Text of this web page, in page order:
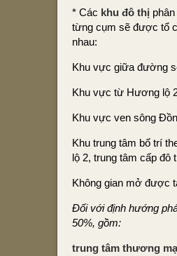
* Các khu đô thị
từng cụm sẽ được tổ
nhau:
Khu vực giữa đường
Khu vực từ Hương lộ
Khu vực ven sông
Khu trung tâm bố trí
lộ 2, trung tâm cấp đô
Không gian mở được
Đối với định hướng
50%, gồm:
trung tâm thương